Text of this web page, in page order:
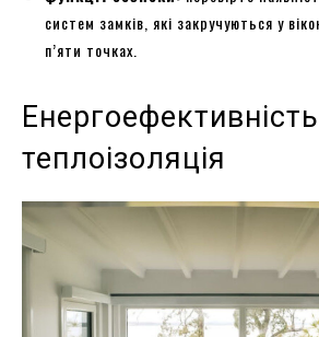
систем замків, які закручуються у
п’яти точках.
теплоізоляція